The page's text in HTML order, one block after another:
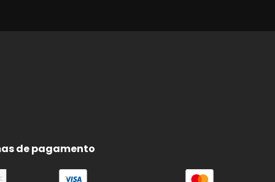
de pagamento